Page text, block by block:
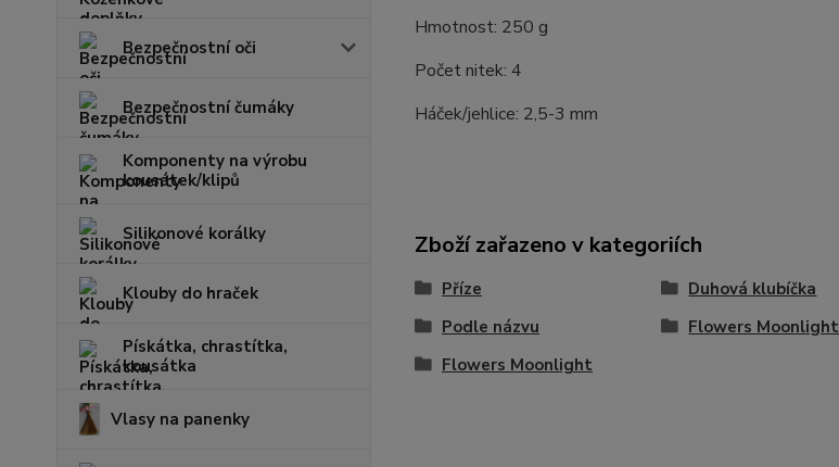
Bezpečnostní oči
Bezpečnostní čumáky
Komponenty na výrobu
kousátek/klipů
Silikonové korálky
Klouby do hraček
Pískátka, chrastítka,
kousátka
Vlasy na panenky
Hmotnost: 250 g
Počet nitek: 4
Háček/jehlice: 2,5-3 mm
Zboží zařazeno v kategoriích
Příze Duhová klubíčka
Podle názvu
Flowers Moonlight
Flowers Moonlight